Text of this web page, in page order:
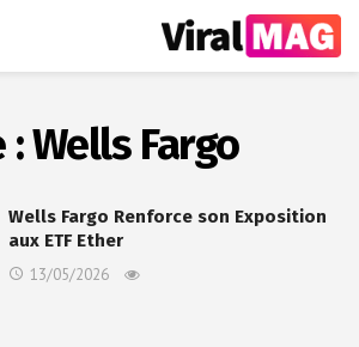
:Wells Fargo
Wells Fargo Renforce son Exposition
aux ETF Ether
13/05/2026